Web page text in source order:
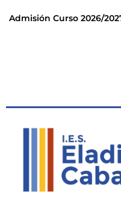
Admisión Curso 2026/